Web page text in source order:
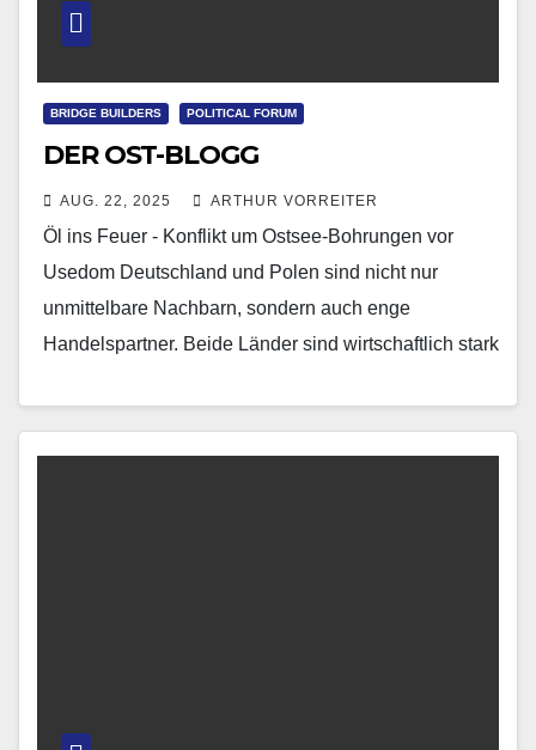
BRIDGE BUILDERS POLITICAL FORUM
DER OST-BLOGG
AUG. 22, 2025 ARTHUR VORREITER
Öl ins Feuer - Konflikt um Ostsee-Bohrungen vor
Usedom Deutschland und Polen sind nicht nur
unmittelbare Nachbarn, sondern auch enge
Handelspartner. Beide Länder sind wirtschaftlich stark